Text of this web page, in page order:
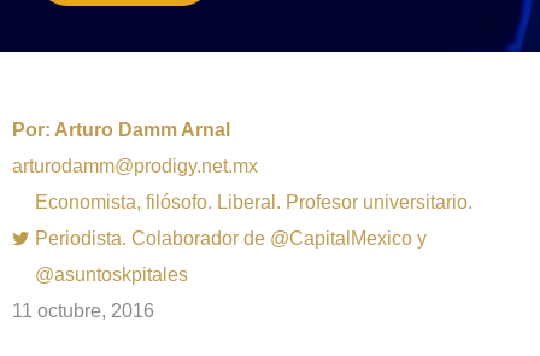
Por: Arturo Damm Arnal
arturodamm@prodigy.net.mx
Economista, filósofo. Liberal. Profesor universitario.
Periodista. Colaborador de @CapitalMexico y
@asuntoskpitales
11 octubre, 2016